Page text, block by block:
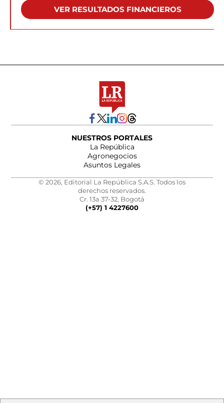
VER RESULTADOS FINANCIEROS
NUESTROS PORTALES
La República
Agronegocios
Asuntos Legales
© 2026, Editorial La República S.A.S. Todos los
derechos reservados.
Cr. 13a 37-32, Bogotá
(+57) 1 4227600